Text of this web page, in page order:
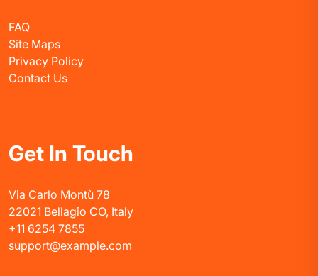
FAQ
Site Maps
Privacy Policy
Contact Us
Get In Touch
Via Carlo Montù 78
22021 Bellagio CO, Italy
+11 6254 7855
support@example.com